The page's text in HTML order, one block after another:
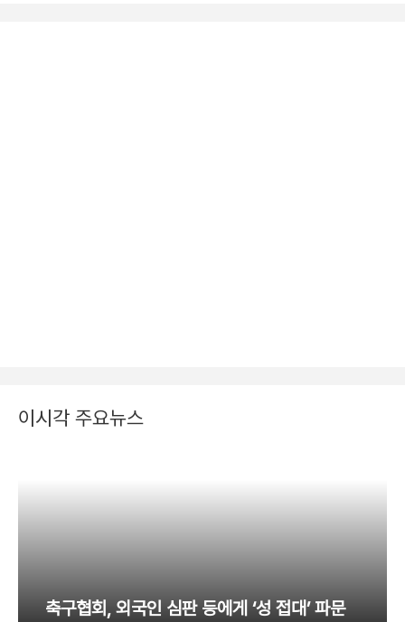
이시각 주요뉴스
축구협회, 외국인 심판 등에게 ‘성 접대’ 파문